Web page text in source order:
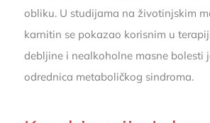
obliku. U studijama na životinjskim
karnitin se pokazao korisnim u
debljine i nealkoholne masne bolesti
odrednica metaboličkog sindroma.